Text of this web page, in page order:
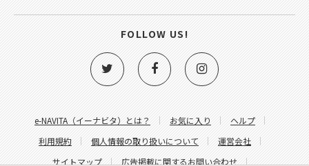
e-NAVITA（イーナビタ）とは？ お気に入り
ヘルプ
利用規約
個人情報の取り扱いについて
運営会社
サイトマップ
広告掲載に関するお問い合わせ
FOLLOW US!